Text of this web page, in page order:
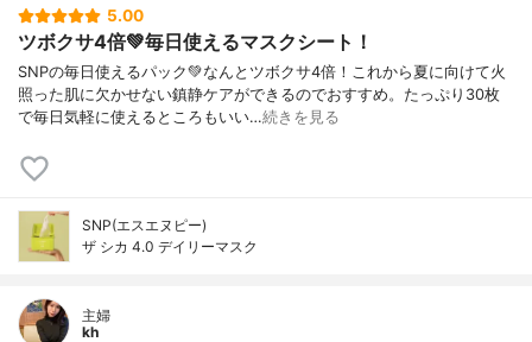
5.00
ツボクサ4倍💚毎日使えるマスクシート！
SNPの毎日使えるパック💚なんとツボクサ4倍！これから夏に向けて火
照った肌に欠かせない鎮静ケアができるのでおすすめ。たっぷり30枚
で毎日気軽に使えるところもいい…続きを見る
SNP(エスエヌピー)
ザ シカ 4.0 デイリーマスク
主婦
kh